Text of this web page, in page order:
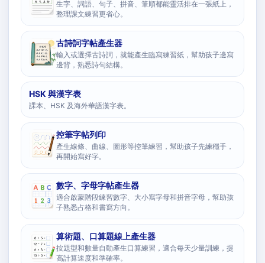
生字、詞語、句子、拼音、筆順都能靈活排在一張紙上，
整理課文練習更省心。
古詩詞字帖產生器
輸入或選擇古詩詞，就能產生臨寫練習紙，幫助孩子邊寫
邊背，熟悉詩句結構。
HSK 與漢字表
課本、HSK 及海外華語漢字表。
控筆字帖列印
產生線條、曲線、圖形等控筆練習，幫助孩子先練穩手，
再開始寫好字。
數字、字母字帖產生器
適合啟蒙階段練習數字、大小寫字母和拼音字母，幫助孩
子熟悉占格和書寫方向。
算術題、口算題線上產生器
按題型和數量自動產生口算練習，適合每天少量訓練，提
高計算速度和準確率。